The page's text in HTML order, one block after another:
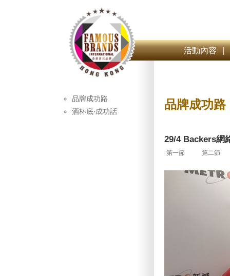
活動內容 |
品牌成功路
酒杯底‧成功話
品牌成功路
29/4 Backers網
第一節 第二節